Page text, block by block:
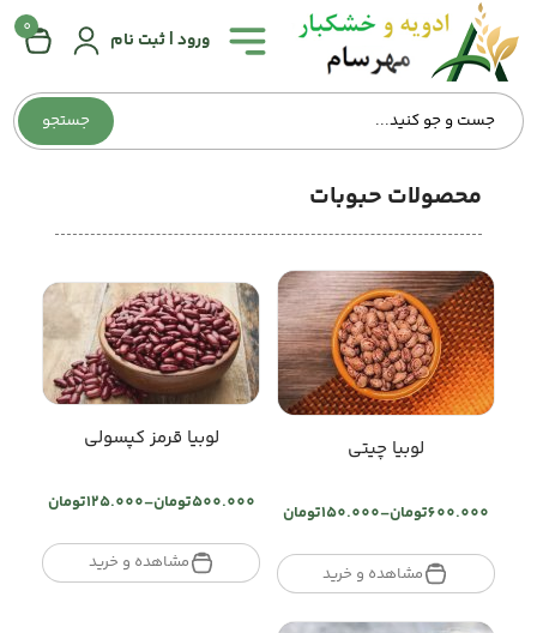
جستجو
ورود | ثبت نام
0
همه
دسته‌بندی‌ها
صفحه
اصلی
تماس
محصولات حبوبات
لوبیا چیتی
تومان600.000
– تومان150.000
Price
تومان150.000
through
تومان600.000
مشاهده و خرید
لوبیا قرمز کپسولی
تومان500.000
– تومان125.000
Price
تومان125.000
through
مشاهده و خرید